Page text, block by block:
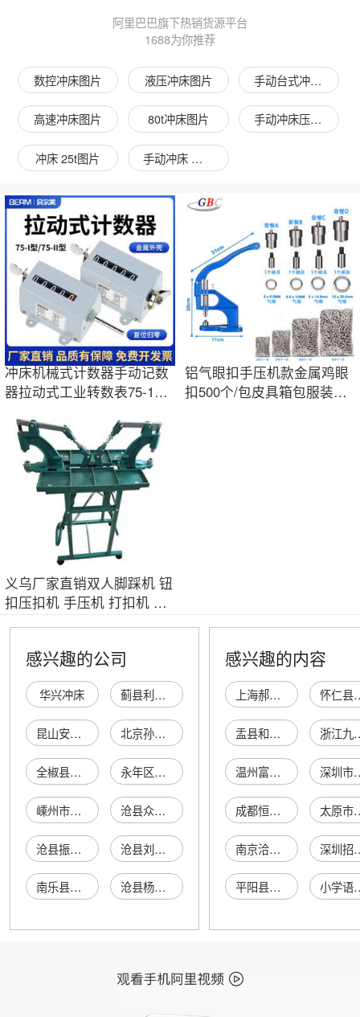
阿里巴巴旗下热销货源平台
1688为你推荐
数控冲床图片 液压冲床图片 手动台式冲床图片
高速冲床图片 80t冲床图片 手动冲床压力机图片
冲床 25t图片 手动冲床 小型图片
冲床机械式计数器手动记数
器拉动式工业转数表75-1累
铝气眼扣手压机款金属鸡眼
扣500个/包皮具箱包服装鞋
义乌厂家直销双人脚踩机 钮
扣压扣机 手压机 打扣机 纽
感兴趣的公司
华兴冲床 蓟县利国冲床厂
昆山安伦冲床厂 北京孙营冲床厂
全椒县马飞冲床 永年区坤亿冲床门市
嵊州市双羽冲床厂 沧县众瑞冲床加工厂
沧县振阳冲床加工厂 沧县刘伟冲床加工厂
南乐县通达冲床厂 沧县杨波冲床加工厂
感兴趣的内容
上海郝裕电器有限公司 怀仁县
盂县和通隆网络科技有限公司 浙江九
温州富隆建材有限公司 深圳市宝安
成都恒胜瑞达商贸有限责任公司 太原市小
南京洽益新材料有限公司 深圳招财
平阳县潮妞电子商务商行 小学